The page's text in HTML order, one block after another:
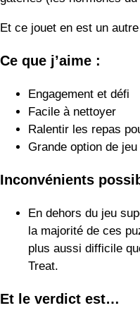
Grande option de
la majorité de ces
plus aussi difficile
Treat.
excellente option de
votre chien pour varier la